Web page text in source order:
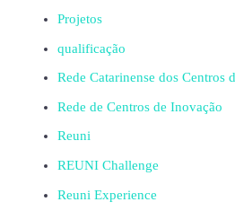
Projetos
qualificação
Rede Catarinense dos Centros
Rede de Centros de Inovação
Reuni
REUNI Challenge
Reuni Experience